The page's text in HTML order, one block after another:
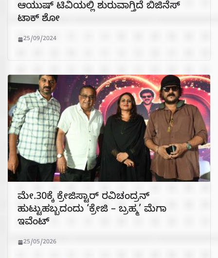
ಆಯುಷ್ ಟಿವಿಯಲ್ಲಿ ಶುರುವಾಗ್ತಿದೆ ಬಿಜಿನೆಸ್
ಟಾಕ್ ಶೋ
25/09/2024
ಮೇ.30ಕ್ಕೆ ಕ್ರೇಜಿಸ್ಟಾರ್ ರವಿಚಂದ್ರನ್
ಹುಟ್ಟುಹಬ್ಬದಂದು ‘ಕ್ರೇಜಿ – ಬ್ರಹ್ಮ’ ಮೆಗಾ
ಇವೆಂಟ್
25/05/2026